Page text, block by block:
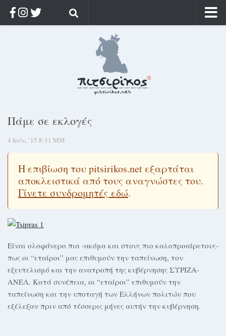
Στοχασμοί & αποφθέγματα
Διαφήμιση
Μόνο για συνδρομητές
Log in
Πάμε σε εκλογές
4 Ιούν, ’15 8:31 ΜΜ
Η επιβίωση του pitsirikos.net εξαρτάται
αποκλειστικά από τους αναγνώστες του.
Γίνετε συνδρομητές εδώ.
Είναι ολοφάνερο πια -ακόμα και στους πιο καλοπροαίρετους-
πως οι “εταίροι” μας επιθυμούν την ταπείνωση, τον
εξευτελισμό και την ανατροπή της κυβέρνησης ΣΥΡΙΖΑ-
ΑΝΕΛ. Κατά συνέπεια, οι “εταίροι” επιθυμούν την
ταπείνωση και την υποταγή των Ελλήνων πολιτών που
εξέλεξαν πριν από τέσσερις μήνες αυτήν την κυβέρνηση.